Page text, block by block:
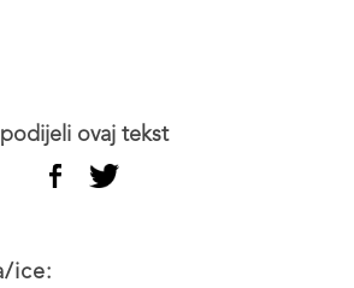
podijeli ovaj tekst
ice: